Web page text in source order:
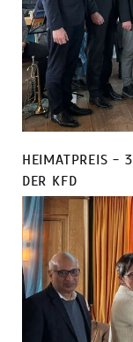
HEIMATPREIS -
DER KFD